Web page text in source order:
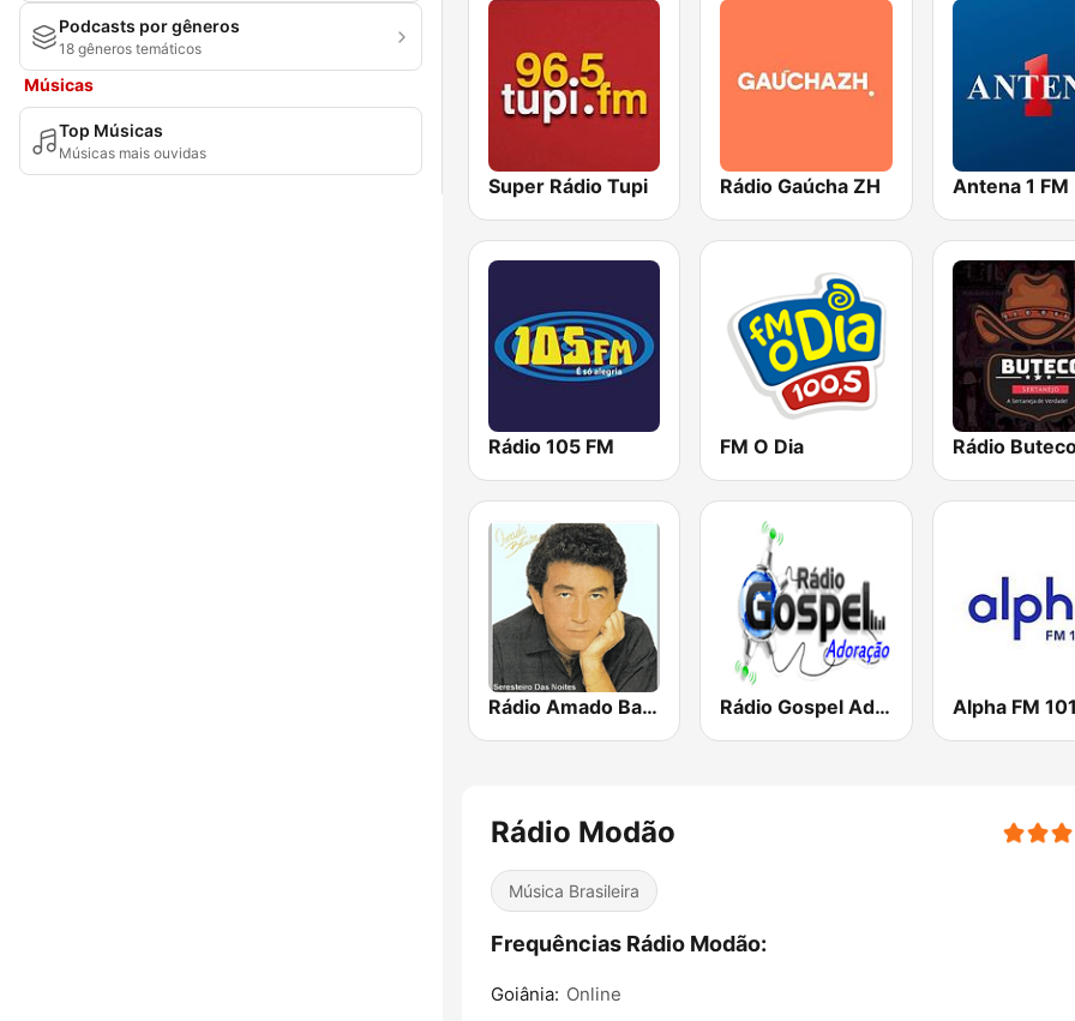
Podcasts por gêneros
18 gêneros temáticos
Músicas
Top Músicas
Músicas mais ouvidas
Super Rádio Tupi Rádio Gaúcha ZH Antena 1 FM
Rádio 105 FM FM O Dia
Rádio Amado Batista Rádio Gospel Adoração Alpha FM
Rádio Modão
Música Brasileira
Frequências Rádio Modão:
Goiânia: Online